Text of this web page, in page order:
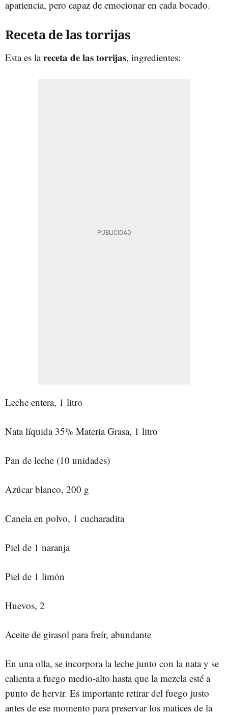
apariencia, pero capaz de emocionar en cada bocado.
Receta de las torrijas
Esta es lareceta de las torrijas, ingredientes:
Leche entera, 1 litro
Nata líquida 35% Materia Grasa, 1 litro
Pan de leche (10 unidades)
Azúcar blanco, 200 g
Canela en polvo, 1 cucharadita
Piel de 1 naranja
Piel de 1 limón
Huevos, 2
Aceite de girasol para freír, abundante
En una olla, se incorpora la leche junto con la nata y se
calienta a fuego medio-alto hasta que la mezcla esté a
punto de hervir. Es importante retirar del fuego justo
antes de ese momento para preservar los matices de la